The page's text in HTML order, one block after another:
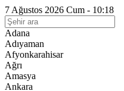
7 Ağustos 2026 Cum - 10:18
Adana
Adıyaman
Afyonkarahisar
Ağrı
Amasya
Ankara